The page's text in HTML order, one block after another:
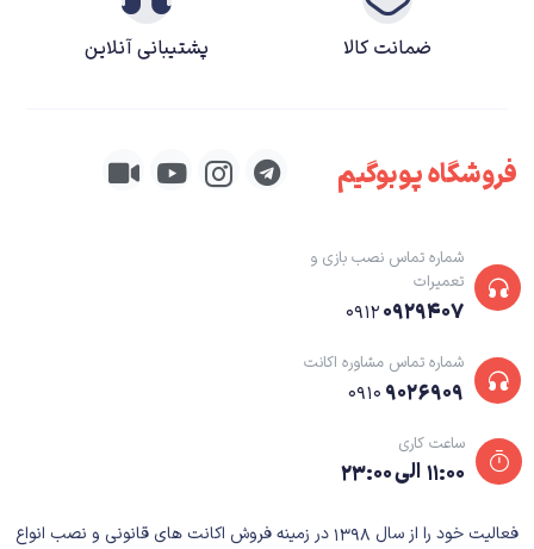
ضمانت کالا پشتیبانی آنلاین
فروشگاه پوبوگیم
شماره تماس نصب بازی و
تعمیرات
۰۹۱۲۰۹۲۹۴۰۷
شماره تماس مشاوره اکانت
۰۹۱۰ ۹۰۲۶۹۰۹
ساعت کاری
۱۱:۰۰ الی ۲۳:۰۰
فعالیت خود را از سال ۱۳۹۸ در زمینه فروش اکانت های قانونی و نصب انواع